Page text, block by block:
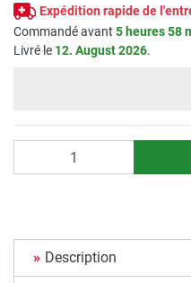
Expédition rapide de
Commandé avant 5 heures 58
Livré le 12. August 2026.
Description